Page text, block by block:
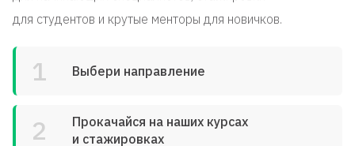
для студентов и крутые менторы для новичков.
1 Выбери направление
2
Прокачайся на наших курсах
и стажировках